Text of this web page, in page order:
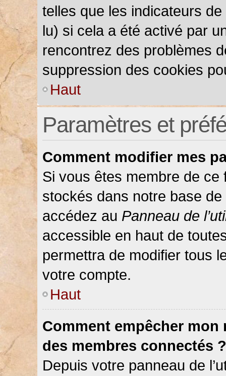
telles que les indicateurs
lu) si cela a été activé par
rencontrez des problèmes
suppression des cookies
Haut
Paramètres et
Comment modifier mes
Si vous êtes membre de
stockés dans notre base
accédez au Panneau de
accessible en haut de
permettra de modifier tous
votre compte.
Haut
Comment empêcher mon
des membres connectés ?
Depuis votre panneau de